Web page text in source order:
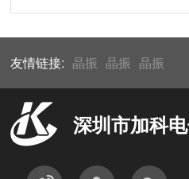
友情链接: 晶振 晶振 晶振
深圳市加科